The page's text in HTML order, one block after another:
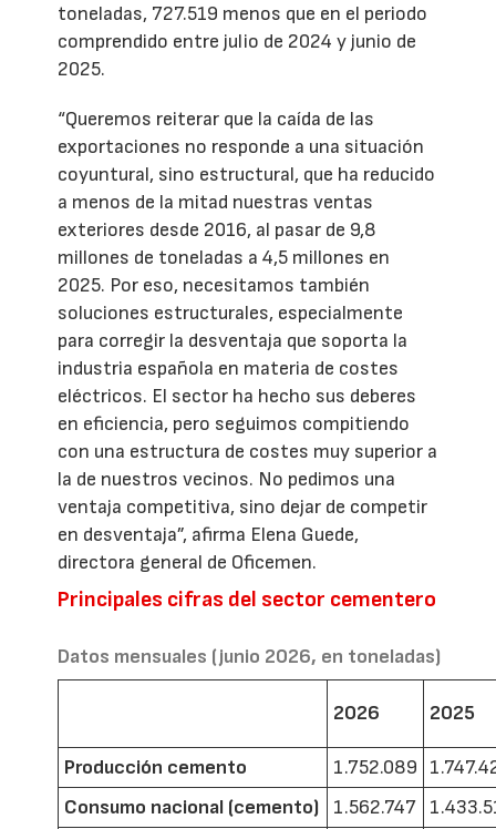
toneladas, 727.519 menos que en el periodo
comprendido entre julio de 2024 y junio de
2025.
“Queremos reiterar que la caída de las
exportaciones no responde a una situación
coyuntural, sino estructural, que ha reducido
a menos de la mitad nuestras ventas
exteriores desde 2016, al pasar de 9,8
millones de toneladas a 4,5 millones en
2025. Por eso, necesitamos también
soluciones estructurales, especialmente
para corregir la desventaja que soporta la
industria española en materia de costes
eléctricos. El sector ha hecho sus deberes
en eficiencia, pero seguimos compitiendo
con una estructura de costes muy superior a
la de nuestros vecinos. No pedimos una
ventaja competitiva, sino dejar de competir
en desventaja”, afirma Elena Guede,
directora general de Oficemen.
Principales cifras del sector cementero
Datos mensuales (junio 2026, en toneladas)
2026 2025
Producción cemento 1.752.089
Consumo nacional (cemento)
1.562.747